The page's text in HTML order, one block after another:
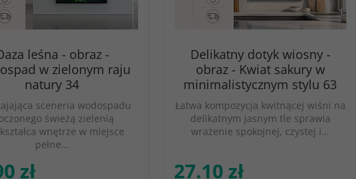
leśna - obraz -
w zielonym raju
natury 34
sceneria wodospadu
świeżą zielenią
wnętrze w miejsce
pełne…
zł
Delikatny dotyk wiosny -
obraz - Kwiat sakury w
minimalistycznym stylu 63
Łatwa kompozycja kwitnącej wiśni na
delikatnym jasnym tle sprawia
wrażenie spokojnej, czystej i…
27.10 zł